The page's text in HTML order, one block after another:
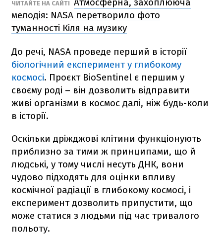
ЧИТАЙТЕ НА САЙТІ
мелодія: NASA перетворило фото
туманності Кіля на музику
До речі, NASA проведе перший в історії
біологічний експеримент у глибокому
космосі. Проєкт BioSentinel є першим у
своєму роді – він дозволить відправити
живі організми в космос далі, ніж будь-коли
в історії.
Оскільки дріжджові клітини функціонують
приблизно за тими ж принципами, що й
людські, у тому числі несуть ДНК, вони
чудово підходять для оцінки впливу
космічної радіації в глибокому космосі, і
експеримент дозволить припустити, що
може статися з людьми під час тривалого
польоту.